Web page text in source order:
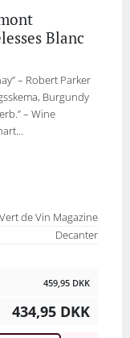
Blanc
– Robert Parker
Burgundy
– Wine
Vert de Vin Magazine
Decanter
459,95 DKK
434,95 DKK